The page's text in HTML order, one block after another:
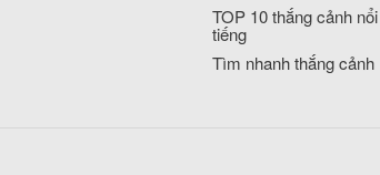
TOP 10 thắng cảnh nổi
tiếng
Tìm nhanh thắng cảnh